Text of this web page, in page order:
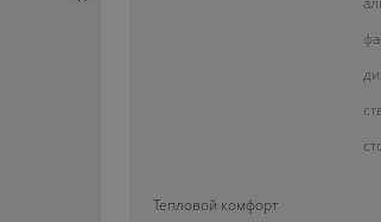
Тепловой комфорт